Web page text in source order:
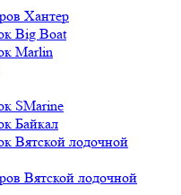
Хантер
Big Boat
Marlin
SMarine
Байкал
Вятской лодочной
Вятской лодочной